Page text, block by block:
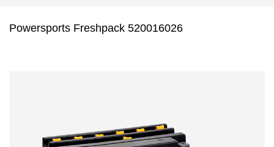
Powersports Freshpack 520016026